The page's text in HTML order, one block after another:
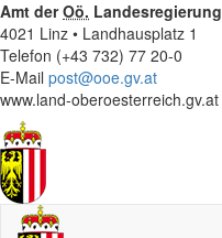
Amt derOö. Landesregierung
4021 Linz • Landhausplatz 1
Telefon (+43 732) 77 20-0
E-Mail post@ooe.gv.at
www.land-oberoesterreich.gv.at